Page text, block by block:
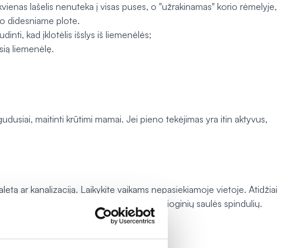
lašelis nenuteka į visas puses, o "užrakinamas" korio rėmelyje,
didesniame plote.
kad įklotėlis išslys iš liemenėlės;
liemenėlę.
maitinti krūtimi mamai. Jei pieno tekėjimas yra itin aktyvus,
ar kanalizaciją. Laikykite vaikams nepasiekiamoje vietoje. Atidžiai
vėdinamoje vietoje. Nelaikykite ant tiesioginių saulės spindulių.